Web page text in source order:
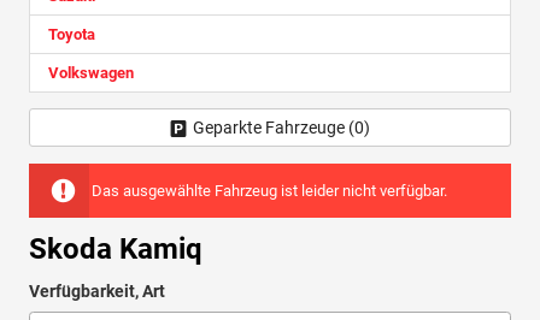
Das ausgewählte Fahrzeug ist leider nicht verfügbar.
Skoda Kamiq
Verfügbarkeit, Art
Toyota
Volkswagen
Geparkte Fahrzeuge (0)